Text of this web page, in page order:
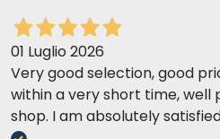
01 Luglio 2026
Very good selection, good
within a very short time, well
shop. I am absolutely